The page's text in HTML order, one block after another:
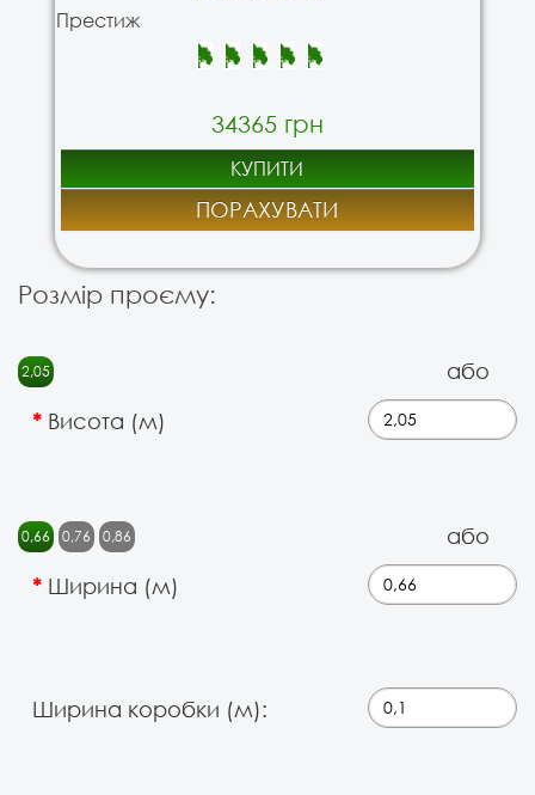
Престиж
34365 грн
КУПИТИ
ПОРАХУВАТИ
Розмір проєму:
2,05
або
Висота (м)
0,66 0,76 0,86
або
Ширина (м)
Ширина коробки (м):